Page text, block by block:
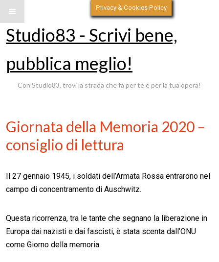
Studio83 - Scrivi bene,
pubblica meglio!
Con Studio83, trovi la strada che fa per te e per la tua opera!
Giornata della Memoria 2020 –
consiglio di lettura
Il 27 gennaio 1945, i soldati dell’Armata Rossa entrarono nel
campo di concentramento di Auschwitz.
Questa ricorrenza, tra le tante che segnano la liberazione in
Europa dai nazisti e dai fascisti, è stata scenta dall’ONU
come Giorno della memoria.
Privacy & Cookies Policy